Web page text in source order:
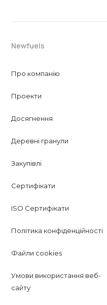
Newfuels
Про компанію
Проекти
Досягнення
Деревні гранули
Закупівлі
Сертифікати
ISO Сертифікати
Політика конфіденційності
Файли cookies
Умови використання веб-
сайту